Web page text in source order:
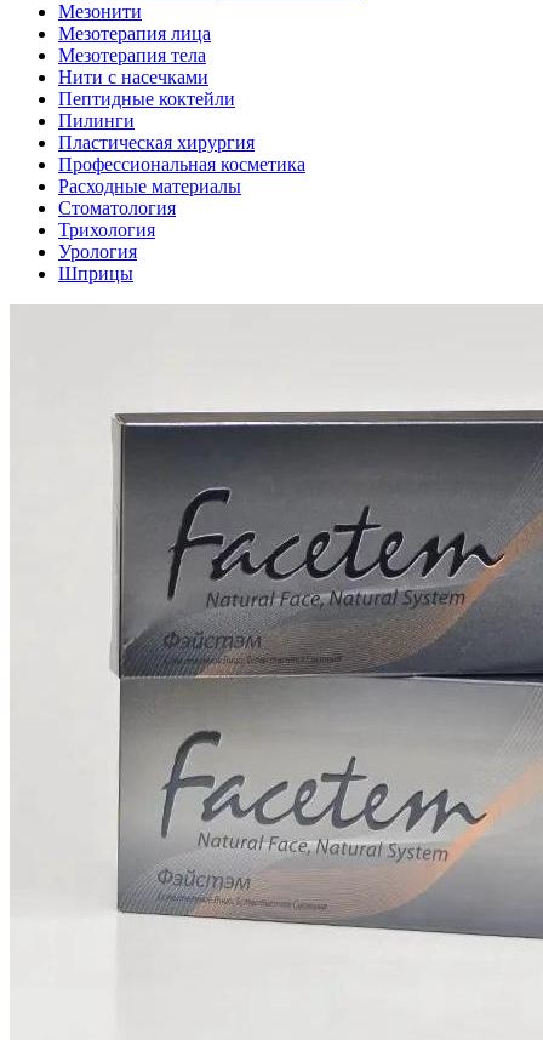
Мезонити
Мезотерапия лица
Мезотерапия тела
Нити с насечками
Пептидные коктейли
Пилинги
Пластическая хирургия
Профессиональная косметика
Расходные материалы
Стоматология
Трихология
Урология
Шприцы